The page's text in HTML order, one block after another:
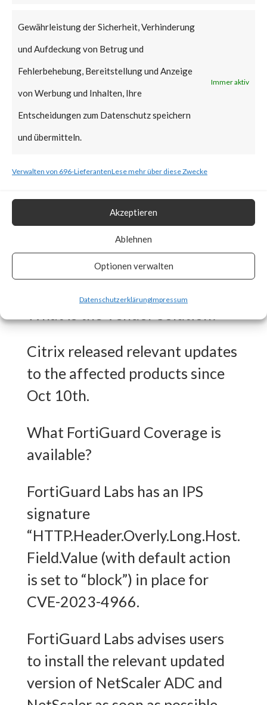
Gewährleistung der Sicherheit, Verhinderung
und Aufdeckung von Betrug und
Fehlerbehebung, Bereitstellung und Anzeige
von Werbung und Inhalten, Ihre
Entscheidungen zum Datenschutz speichern
und übermitteln.
Immer aktiv
Verwalten von 696-LieferantenLese mehr über diese Zwecke
Akzeptieren
Ablehnen
Optionen verwalten
DatenschutzerklärungImpressum
Catalog on Oct 18th.
The vulnerability was
discovered earlier by their
internal team and the advisory
and related patches were
protection for the vulnerability
and seeing several thousand
attempts to exploit the
vulnerability.
Citrix released relevant updates
to the affected products since
Oct 10th.
What FortiGuard Coverage is
available?
FortiGuard Labs has an IPS
signature
“HTTP.Header.Overly.Long.Host.
Field.Value (with default action
is set to “block”) in place for
CVE-2023-4966.
FortiGuard Labs advises users
to install the relevant updated
version of NetScaler ADC and